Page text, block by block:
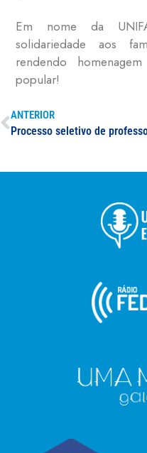
Em nome da
solidariedade aos
rendendo
popular!
ANTERIOR